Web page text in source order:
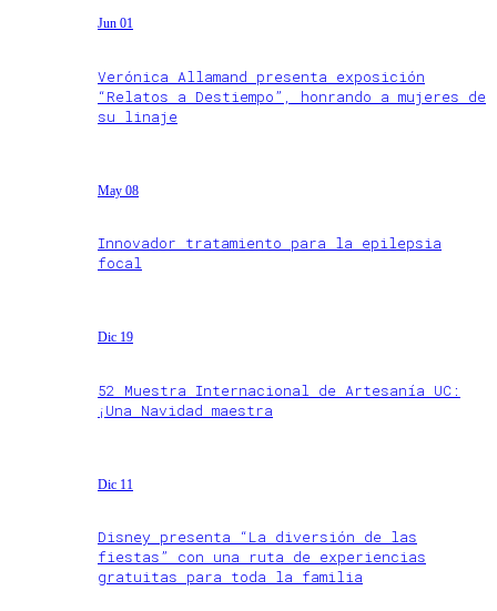
Jun 01
Verónica Allamand presenta exposición
“Relatos a Destiempo”, honrando a mujeres de
su linaje
May 08
Innovador tratamiento para la epilepsia
focal
Dic 19
52 Muestra Internacional de Artesanía UC:
¡Una Navidad maestra
Dic 11
Disney presenta “La diversión de las
fiestas” con una ruta de experiencias
gratuitas para toda la familia